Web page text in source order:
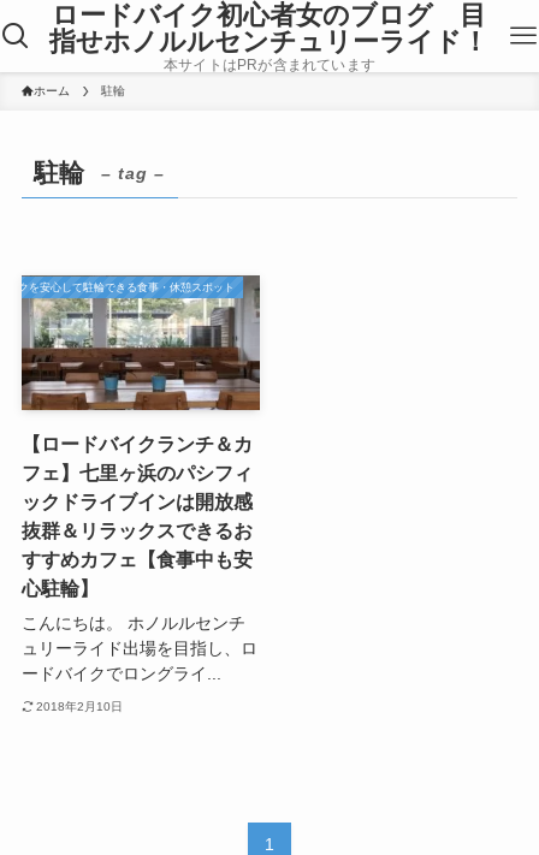
ロードバイク初心者女のブログ 目
指せホノルルセンチュリーライド！
本サイトはPRが含まれています
ホーム 駐輪
駐輪 – tag –
イクを安心して駐輪できる食事・休憩スポット
【ロードバイクランチ＆カ
フェ】七里ヶ浜のパシフィ
ックドライブインは開放感
抜群＆リラックスできるお
すすめカフェ【食事中も安
心駐輪】
こんにちは。 ホノルルセンチ
ュリーライド出場を目指し、ロ
ードバイクでロングライ...
2018年2月10日
1